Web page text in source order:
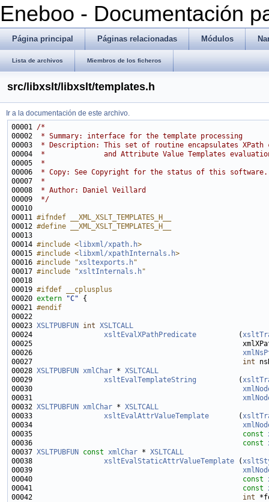
Eneboo - Documentación
Página principal Páginas relacionadas Módulos
Lista de archivos Miembros de los ficheros
src/libxslt/libxslt/templates.h
Ir a la documentación de este archivo.
00001 /*
00002
* Summary: interface for the template processing
00003
* Description: This set of routine encapsulates XPath
00004
*              and Attribute Value Templates
00005
*
00006
* Copy: See Copyright for the status of this software.
00007
*
00008
* Author: Daniel Veillard
00009
*/
00011 #ifndef __XML_XSLT_TEMPLATES_H__
00012 #define __XML_XSLT_TEMPLATES_H__
00013
00014 #include <libxml/xpath.h>
00015 #include <libxml/xpathInternals.h>
00016 #include "xsltexports.h"
00017 #include "xsltInternals.h"
00019 #ifdef __cplusplus
00020 extern "C"
00021 #endif
00022
00023 XSLTPUBFUN int XSLTCALL
00024 xsltEvalXPathPredicate
          (
00026
00027 int
00028 XSLTPUBFUN xmlChar * XSLTCALL
00029 xsltEvalTemplateString
          (
00030
00031
00032 XSLTPUBFUN xmlChar * XSLTCALL
00033 xsltEvalAttrValueTemplate
       (
00034
00035 const
00036 const
00037 XSLTPUBFUN const xmlChar * XSLTCALL
00038 xsltEvalStaticAttrValueTemplate (
00039
00040 const
00041 const
00042 int